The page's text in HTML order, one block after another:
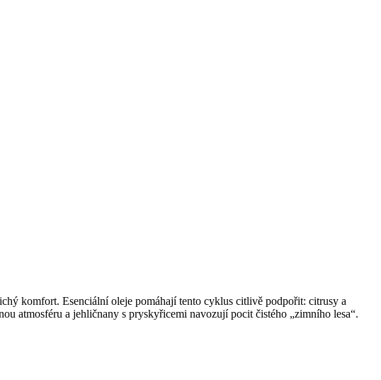
komfort. Esenciální oleje pomáhají tento cyklus citlivě podpořit: citrusy a
atmosféru a jehličnany s pryskyřicemi navozují pocit čistého „zimního lesa“.